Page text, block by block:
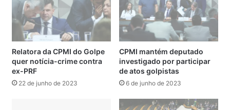
participação direta do Brasil, que, ainda em 2018, sediou a
I Cúpula de Países da América Latina e Caribe, reunindo
representantes dos 33 países (incluindo o Brasil) que
integrariam a Celac para discutir um projeto de integração
regional.
Desde sua criação, a Celac tem promovido reuniões sobre
os diversos temas de interesse das nações latino-
Relatora da CPMI do Golpe
quer notícia-crime contra
ex-PRF
22 de junho de 2023
CPMI mantém deputado
investigado por participar
de atos golpistas
6 de junho de 2023